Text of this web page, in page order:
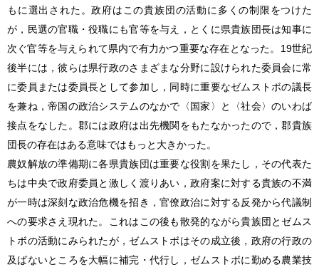
もに選出された。政府はこの貴族団の活動に多くの制限をつけた
が，民選の官職・役職にも官等を与え，とくに県貴族団長は知事に
次ぐ官等を与えられて県内で有力かつ重要な存在となった。19世紀
後半には，彼らは県行政のさまざまな分野に設けられた委員会に常
に委員または委員長として参加し，同時に重要なゼムストボの議長
を兼ね，帝国の政治システムのなかで〈国家〉と〈社会〉のいわば
接点をなした。郡には政府は出先機関をもたなかったので，郡貴族
団長の存在はある意味ではもっと大きかった。
農奴解放の準備期に各県貴族団は重要な役割を果たし，その代表た
ちは中央で政府委員と激しく渡りあい，政府案に対する貴族の不満
が一時は深刻な政治危機を招き，官僚政治に対する反発から代議制
への要求さえ現れた。これはこの後も散発的ながら貴族団とゼムス
トボの活動にみられたが，ゼムストボはその成立後，政府の行政の
及ばないところを大幅に補完・代行し，ゼムストボに勤める農業技